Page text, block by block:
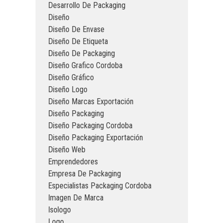
Desarrollo De Packaging
Diseño
Diseño De Envase
Diseño De Etiqueta
Diseño De Packaging
Diseño Grafico Cordoba
Diseño Gráfico
Diseño Logo
Diseño Marcas Exportación
Diseño Packaging
Diseño Packaging Cordoba
Diseño Packaging Exportación
Diseño Web
Emprendedores
Empresa De Packaging
Especialistas Packaging Cordoba
Imagen De Marca
Isologo